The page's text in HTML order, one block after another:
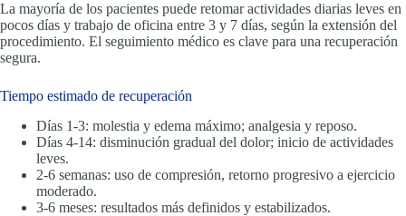
La mayoría de los pacientes puede retomar actividades diarias leves en
pocos días y trabajo de oficina entre 3 y 7 días, según la extensión del
procedimiento. El seguimiento médico es clave para una recuperación
segura.
Tiempo estimado de recuperación
Días 1-3: molestia y edema máximo; analgesia y reposo.
Días 4-14: disminución gradual del dolor; inicio de actividades
leves.
2-6 semanas: uso de compresión, retorno progresivo a ejercicio
moderado.
3-6 meses: resultados más definidos y estabilizados.